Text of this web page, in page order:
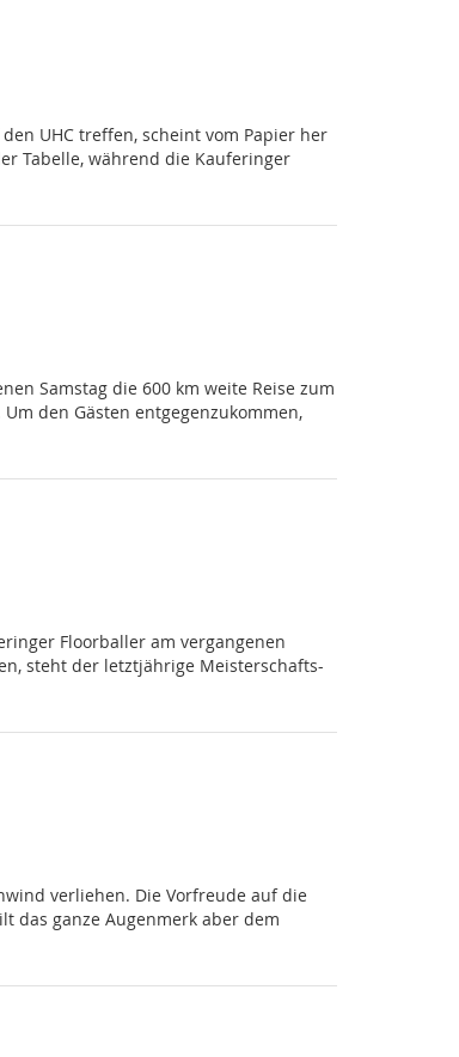
UHC treffen, scheint vom Papier her
Tabelle, während die Kauferinger
Samstag die 600 km weite Reise zum
den Gästen entgegenzukommen,
Floorballer am vergangenen
steht der letztjährige Meisterschafts-
verliehen. Die Vorfreude auf die
das ganze Augenmerk aber dem